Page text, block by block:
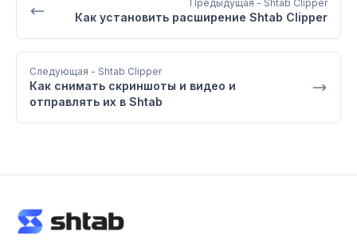
Предыдущая - Shtab Clipper
Как установить расширение Shtab Clipper
Следующая - Shtab Clipper
Как снимать скриншоты и видео и
отправлять их в Shtab